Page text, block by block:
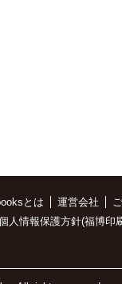
とは 運営会社
人情報保護方針(福博印